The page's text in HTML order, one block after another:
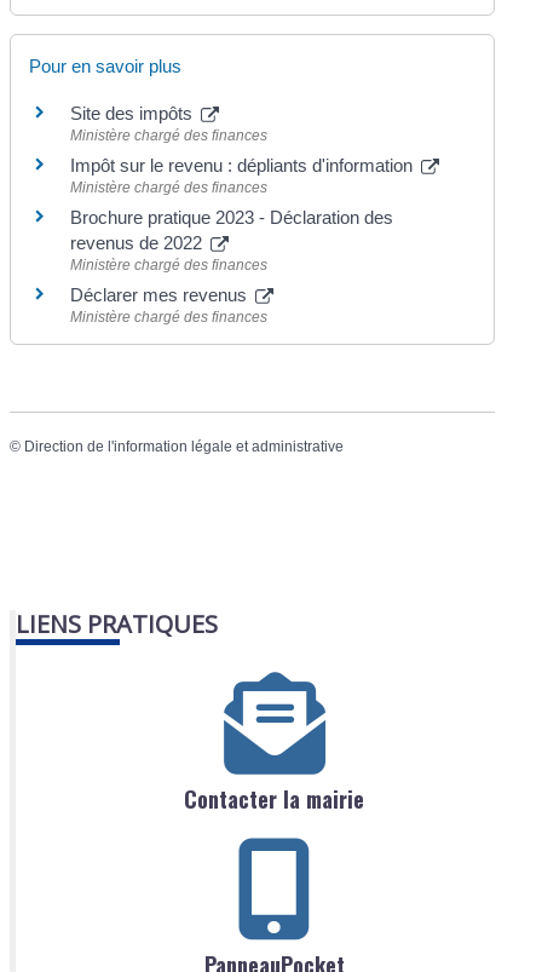
Pour en savoir plus
Site des impôts
Ministère chargé des finances
Impôt sur le revenu : dépliants d'information
Ministère chargé des finances
Brochure pratique 2023 - Déclaration des
revenus de 2022
Ministère chargé des finances
Déclarer mes revenus
Ministère chargé des finances
© Direction de l'information légale et administrative
LIENS PRATIQUES
Contacter la mairie
PanneauPocket